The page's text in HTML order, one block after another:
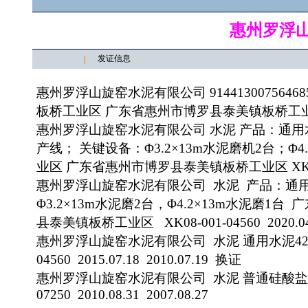
惠州罗浮
发证信息
惠州罗浮山旋窑水泥有限公司
板桥工业区 广东省惠州市博罗县泰美镇板桥工
惠州罗浮山旋窑水泥有限公司 水泥 产品：通
产线； 关键设备：Φ3.2×13m水泥磨机2台；
业区 广东省惠州市博罗县泰美镇板桥工业区
惠州罗浮山旋窑水泥有限公司 水泥 产品：通
Φ3.2×13m水泥磨2台，Φ4.2×13m水泥磨1台
县泰美镇板桥工业区 XK08-001-04560
惠州罗浮山旋窑水泥有限公司 水泥 通用水泥
04560 2015.07.18 2010.07.19 换证
惠州罗浮山旋窑水泥有限公司 水泥 普通硅酸
07250 2010.08.31 2007.08.27